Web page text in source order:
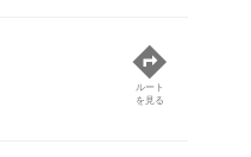
ルート
を見る